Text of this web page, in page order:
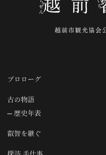
プロローグ
古の物語
歴史年表
叡智を継ぐ